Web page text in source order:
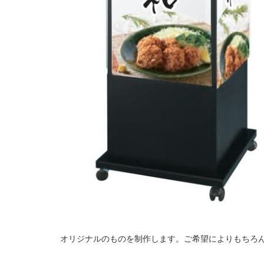
オリジナルのものを制作します。ご希望によりもちろ